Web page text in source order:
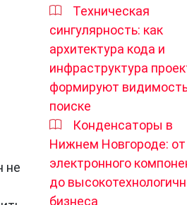
не
Техническая
сингулярность: как
архитектура кода и
инфраструктура
формируют
поиске
Конденсаторы в
Нижнем Новгороде: от
электронного
до
бизнеса